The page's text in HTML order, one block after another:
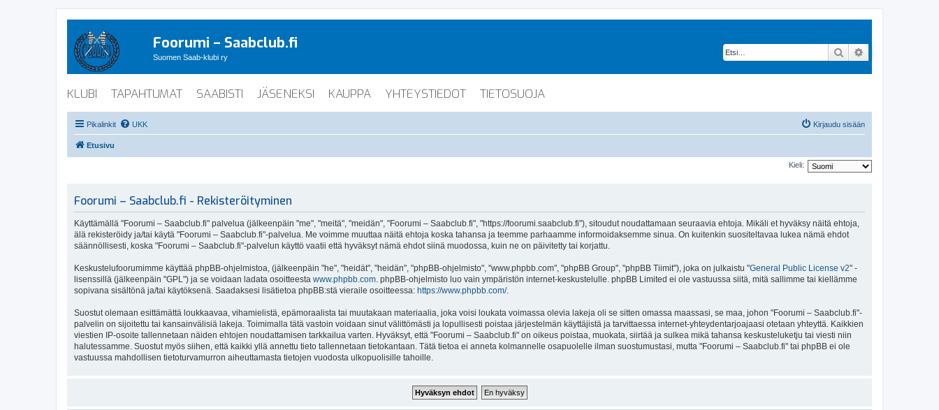
Foorumi – Saabclub.fi
Suomen Saab-klubi ry Etsi
KLUBI TAPAHTUMAT SAABISTI JÄSENEKSI KAUPPA YHTEYSTIEDOT TIETOSUOJA
Pikalinkit UKK Kirjaudu sisään
Etusivu
Kieli:
Foorumi – Saabclub.fi - Rekisteröityminen
Käyttämällä "Foorumi – Saabclub.fi" palvelua (jälkeenpäin "me", "meitä", "meidän", "Foorumi – Saabclub.fi", "https://foorumi.saabclub.fi"), sitoudut noudattamaan seuraavia ehtoja. Mikäli et hyväksy näitä ehtoja,
älä rekisteröidy ja/tai käytä "Foorumi – Saabclub.fi"-palvelua. Me voimme muuttaa näitä ehtoja koska tahansa ja teemme parhaamme informoidaksemme sinua. On kuitenkin suositeltavaa lukea nämä ehdot
säännöllisesti, koska "Foorumi – Saabclub.fi"-palvelun käyttö vaatii että hyväksyt nämä ehdot siinä muodossa, kuin ne on päivitetty tai korjattu.
Keskustelufoorumimme käyttää phpBB-ohjelmistoa, (jälkeenpäin "he", "heidät", "heidän", "phpBB-ohjelmisto", "www.phpbb.com", "phpBB Group", "phpBB Tiimit"), joka on julkaistu "General Public License v2" -
lisenssillä (jälkeenpäin "GPL") ja se voidaan ladata osoitteesta www.phpbb.com. phpBB-ohjelmisto luo vain ympäristön internet-keskustelulle. phpBB Limited ei ole vastuussa siitä, mitä sallimme tai kiellämme
sopivana sisältönä ja/tai käytöksenä. Saadaksesi lisätietoa phpBB:stä vieraile osoitteessa: https://www.phpbb.com/.
Suostut olemaan esittämättä loukkaavaa, vihamielistä, epämoraalista tai muutakaan materiaalia, joka voisi loukata voimassa olevia lakeja oli se sitten omassa maassasi, se maa, johon "Foorumi – Saabclub.fi"-
palvelin on sijoitettu tai kansainvälisiä lakeja. Toimimalla tätä vastoin voidaan sinut välittömästi ja lopullisesti poistaa järjestelmän käyttäjistä ja tarvittaessa internet-yhteydentarjoajaasi otetaan yhteyttä. Kaikkien
viestien IP-osoite tallennetaan näiden ehtojen noudattamisen tarkkailua varten. Hyväksyt, että "Foorumi – Saabclub.fi" on oikeus poistaa, muokata, siirtää ja sulkea mikä tahansa keskusteluketju tai viesti niin
halutessamme. Suostut myös siihen, että kaikki yllä annettu tieto tallennetaan tietokantaan. Tätä tietoa ei anneta kolmannelle osapuolelle ilman suostumustasi, mutta "Foorumi – Saabclub.fi" tai phpBB ei ole
vastuussa mahdollisen tietoturvamurron aiheuttamasta tietojen vuodosta ulkopuolisille tahoille.